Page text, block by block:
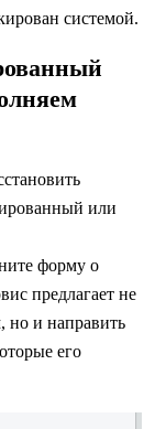
системой.
или
форму о
предлагает не
но и направить
его